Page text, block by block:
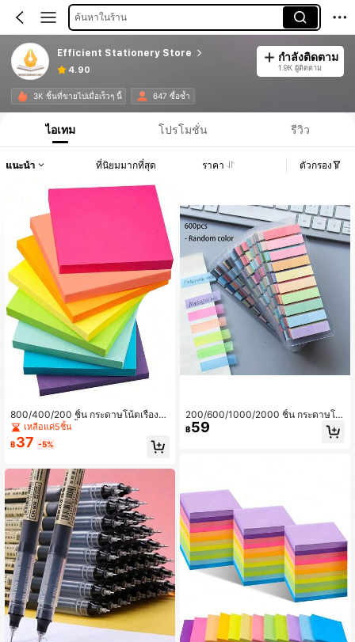
ค้นหาในร้าน
Efficient Stationery Store
4.90
กำลังติดตาม
1.9K ผู้ติดตาม
3K ชิ้นที่ขายไปเมื่อเร็วๆ นี้ 647 ซื้อซ้ำ
ไอเทม โปรโมชั่น รีวิว
แนะนำ ที่นิยมมากที่สุด ราคา ตัวกรอง
800/400/200 ชิ้น กระดาษโน้ตเรืองแ
สง ขนาด 3x3 นิ้ว (ประมาณ 7.5x7.5 ซ
ม.) 2/4 สีสุ่ม กระดาษโน้ตมีเส้นสีสันสดใ
ส เหมาะสำหรับเป็นของขวัญคริสต์มาส
เหลือแค่5ชิ้น
฿37 -5%
200/600/1000/2000 ชิ้น กระดาษโน้
ตใส PET วินเทจ, 28 สี Morandi สไตล์
สุนทรีย์ กระดาษโน้ตติดเอง, แถบดัชนี
฿59